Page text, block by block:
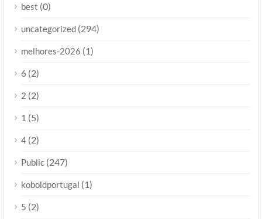
best (0)
uncategorized (294)
melhores-2026 (1)
6 (2)
2 (2)
1 (5)
4 (2)
Public (247)
koboldportugal (1)
5 (2)